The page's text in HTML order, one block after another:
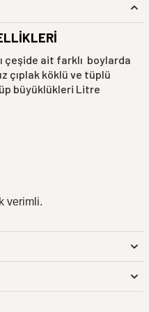
çeşide ait farklı boylarda
çıplak köklü ve tüplü
büyüklükleri Litre
verimli.